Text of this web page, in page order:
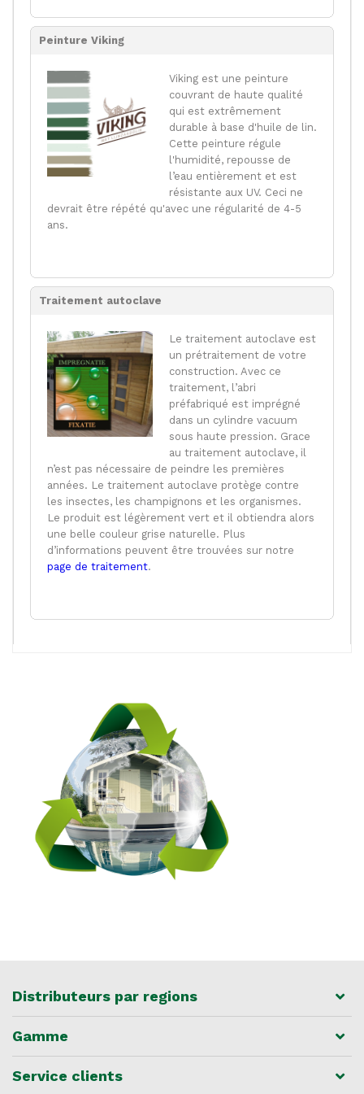
Peinture Viking
Viking est une peinture
couvrant de haute qualité
qui est extrêmement
durable à base d'huile de lin.
Cette peinture régule
l'humidité, repousse de
l’eau entièrement et est
résistante aux UV. Ceci ne
devrait être répété qu'avec une régularité de 4-5
ans.
Traitement autoclave
Le traitement autoclave est
un prétraitement de votre
construction. Avec ce
traitement, l’abri
préfabriqué est imprégné
dans un cylindre vacuum
sous haute pression. Grace
au traitement autoclave, il
n’est pas nécessaire de peindre les premières
années. Le traitement autoclave protège contre
les insectes, les champignons et les organismes.
Le produit est légèrement vert et il obtiendra alors
une belle couleur grise naturelle. Plus
d’informations peuvent être trouvées sur notre
page de traitement.
Distributeurs par regions
Gamme
Service clients